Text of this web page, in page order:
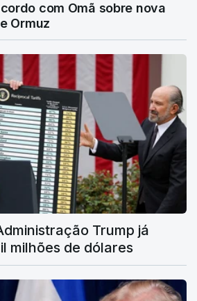
com Omã sobre nova
Ormuz
Trump já
milhões de dólares